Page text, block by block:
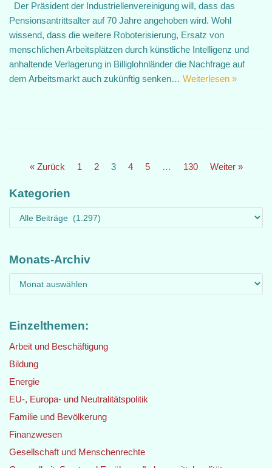
Der Präsident der Industriellenvereinigung will, dass das
Pensionsantrittsalter auf 70 Jahre angehoben wird. Wohl
wissend, dass die weitere Roboterisierung, Ersatz von
menschlichen Arbeitsplätzen durch künstliche Intelligenz und
anhaltende Verlagerung in Billiglohnländer die Nachfrage auf
dem Arbeitsmarkt auch zukünftig senken… Weiterlesen »
« Zurück 1 2 3 4 5 … 130 Weiter »
Kategorien
Monats-Archiv
Einzelthemen:
Arbeit und Beschäftigung
Bildung
Energie
EU-, Europa- und Neutralitätspolitik
Familie und Bevölkerung
Finanzwesen
Gesellschaft und Menschenrechte